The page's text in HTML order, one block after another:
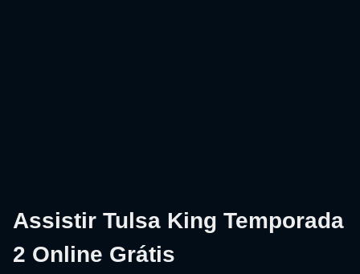
Assistir Tulsa King Temporada
2 Online Grátis